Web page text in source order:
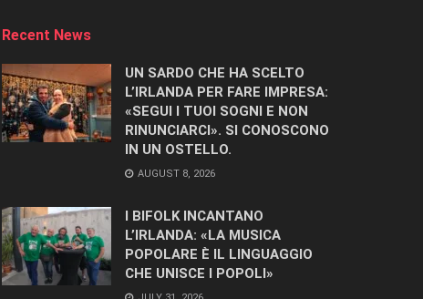
Recent News
UN SARDO CHE HA SCELTO
L’IRLANDA PER FARE IMPRESA:
«SEGUI I TUOI SOGNI E NON
RINUNCIARCI». SI CONOSCONO
IN UN OSTELLO.
AUGUST 8, 2026
I BIFOLK INCANTANO
L’IRLANDA: «LA MUSICA
POPOLARE È IL LINGUAGGIO
CHE UNISCE I POPOLI»